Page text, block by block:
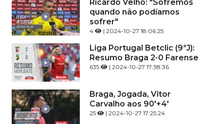
Ricardo Velho: "Sofremos
quando não podíamos
sofrer"
4 | 2024-10-27 18:06:25
Liga Portugal Betclic (9ªJ):
Resumo Braga 2-0 Farense
635 | 2024-10-27 17:38:36
Braga, Jogada, Vitor
Carvalho aos 90'+4'
25 | 2024-10-27 17:25:24